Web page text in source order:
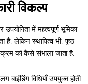
विकल्प
में महत्वपूर्ण भूमिका
है, लेकिन स्थायित्व भी, पृष्ठ
को कैसे संभाला जाता है.
विधियाँ उपयुक्त होती